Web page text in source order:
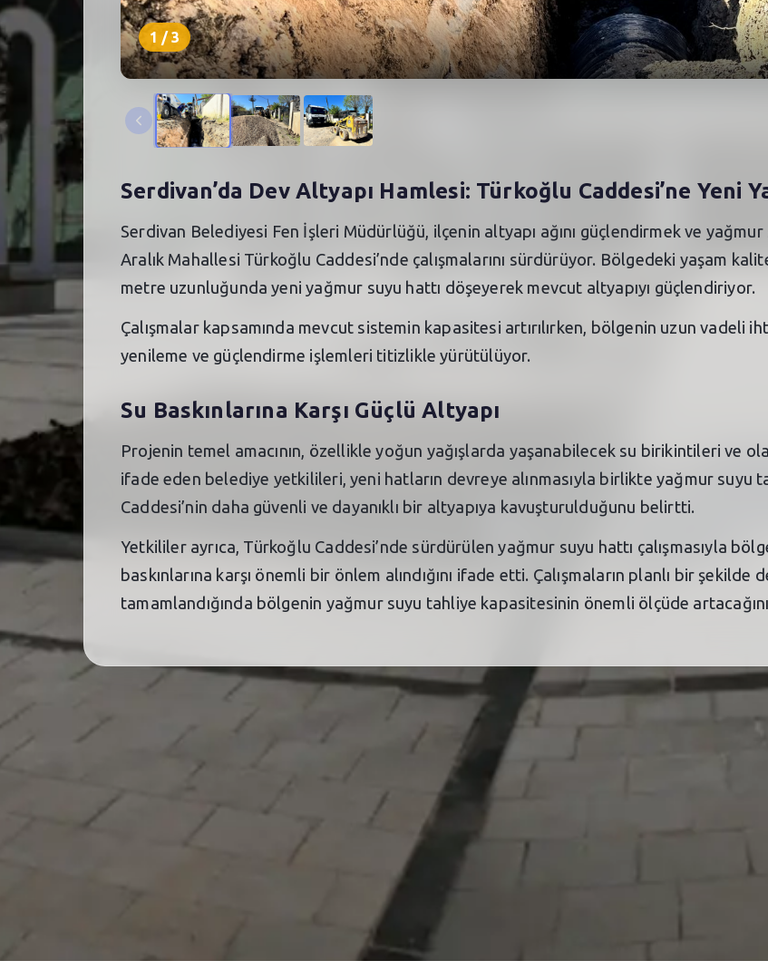
1 /3
Serdivan’da Dev Altyapı Hamlesi: Türkoğlu Caddesi’ne Yeni
Serdivan Belediyesi Fen İşleri Müdürlüğü, ilçenin altyapı ağını güçlendirmek ve
Aralık Mahallesi Türkoğlu Caddesi’nde çalışmalarını sürdürüyor. Bölgedeki yaşam
metre uzunluğunda yeni yağmur suyu hattı döşeyerek mevcut altyapıyı güçlendiriyor.
Çalışmalar kapsamında mevcut sistemin kapasitesi artırılırken, bölgenin uzun vadeli
yenileme ve güçlendirme işlemleri titizlikle yürütülüyor.
Su Baskınlarına Karşı Güçlü Altyapı
Projenin temel amacının, özellikle yoğun yağışlarda yaşanabilecek su birikintileri ve
ifade eden belediye yetkilileri, yeni hatların devreye alınmasıyla birlikte yağmur suyu
Caddesi’nin daha güvenli ve dayanıklı bir altyapıya kavuşturulduğunu belirtti.
Yetkililer ayrıca, Türkoğlu Caddesi’nde sürdürülen yağmur suyu hattı çalışmasıyla
baskınlarına karşı önemli bir önlem alındığını ifade etti. Çalışmaların planlı bir
tamamlandığında bölgenin yağmur suyu tahliye kapasitesinin önemli ölçüde